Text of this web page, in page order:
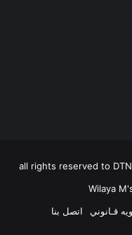
all rights reserved to
قـانوني اتصل بنا